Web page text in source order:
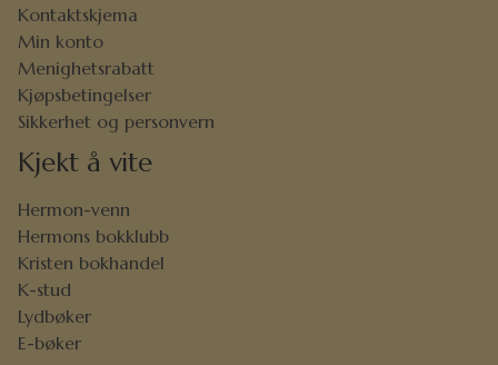
Kontaktskjema
Min konto
Menighetsrabatt
Kjøpsbetingelser
Sikkerhet og personvern
Kjekt å vite
Hermon-venn
Hermons bokklubb
Kristen bokhandel
K-stud
Lydbøker
E-bøker